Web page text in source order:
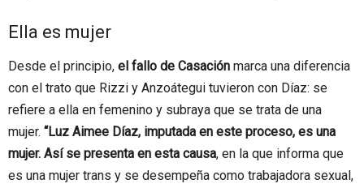
Ella es mujer
Desde el principio, el fallo de Casación marca una diferencia
con el trato que Rizzi y Anzoátegui tuvieron con Díaz: se
refiere a ella en femenino y subraya que se trata de una
mujer. “Luz Aimee Díaz, imputada en este proceso, es una
mujer. Así se presenta en esta causa, en la que informa que
es una mujer trans y se desempeña como trabajadora sexual,